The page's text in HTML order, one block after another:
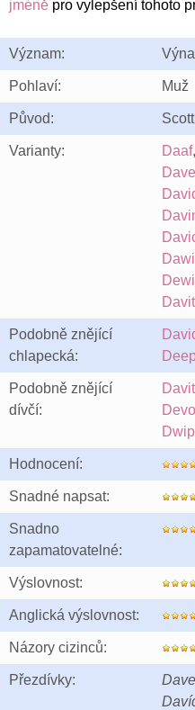
jméně pro vylepšení tohoto
Význam:
Pohlaví: Muž
Původ:
Varianty: Daaf,
Dewi
Davit
Podobně znějící
chlapecká:
Podobně znějící
dívčí:
Hodnocení:
Snadné napsat:
Snadno
zapamatovatelné:
Výslovnost:
Anglická výslovnost:
Názory cizinců:
Přezdívky: